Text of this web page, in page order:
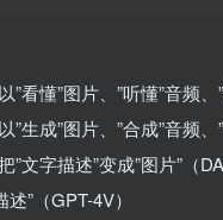
”看懂”图片、”听懂”音频
”生成”图片、”合成”音频
”文字描述”变成”图片”（
”（GPT-4V）